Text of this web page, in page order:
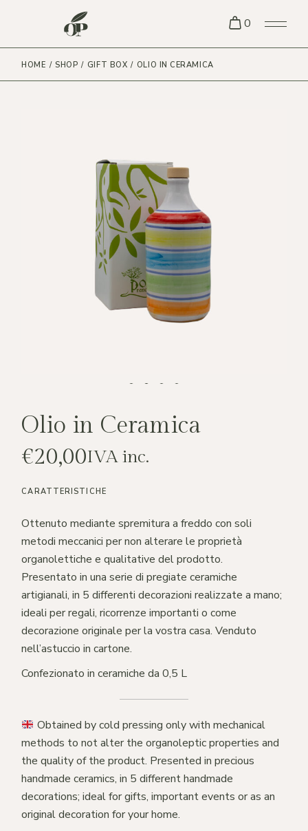
0
HOME SHOP GIFT BOX OLIO IN CERAMICA
Olio in Ceramica
€20,00IVA inc.
CARATTERISTICHE
Ottenuto mediante spremitura a freddo con soli
metodi meccanici per non alterare le proprietà
organolettiche e qualitative del prodotto.
Presentato in una serie di pregiate ceramiche
artigianali, in 5 differenti decorazioni realizzate a mano;
ideali per regali, ricorrenze importanti o come
decorazione originale per la vostra casa. Venduto
nell’astuccio in cartone.
Confezionato in ceramiche da 0,5 L
Obtained by cold pressing only with mechanical
methods to not alter the organoleptic properties and
the quality of the product. Presented in precious
handmade ceramics, in 5 different handmade
decorations; ideal for gifts, important events or as an
original decoration for your home.